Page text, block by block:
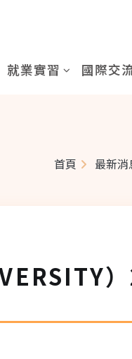
就業實習 國際交
首頁 最新消